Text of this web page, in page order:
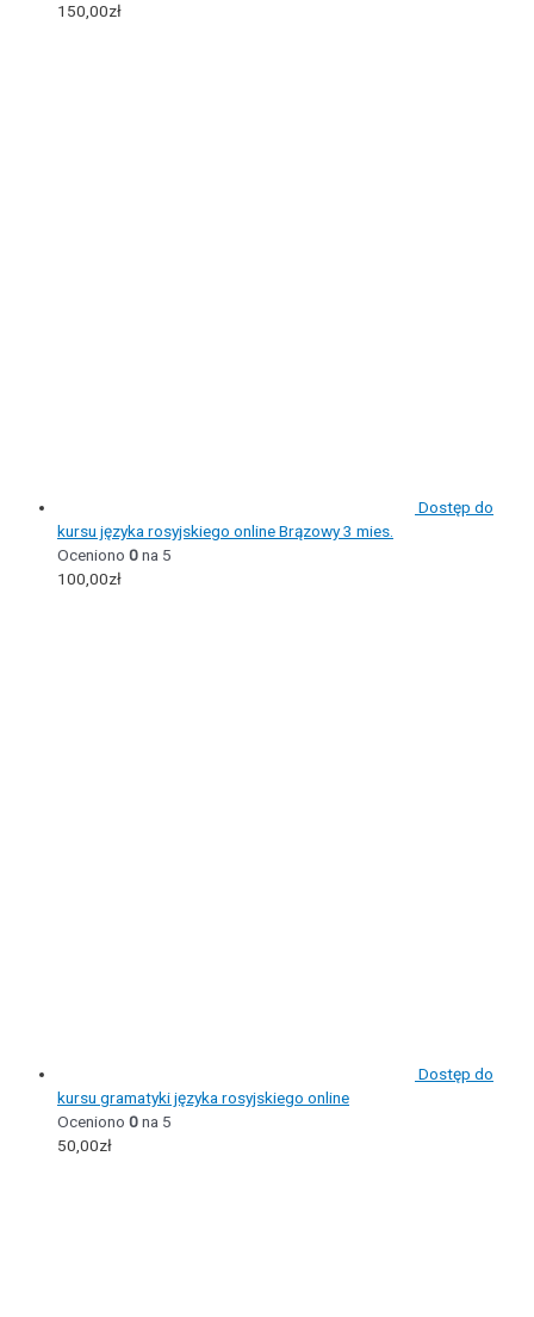
150,00zł
Dostęp do
kursu języka rosyjskiego online Brązowy 3 mies.
Oceniono 0na 5
100,00zł
Dostęp do
kursu gramatyki języka rosyjskiego online
Oceniono 0na 5
50,00zł